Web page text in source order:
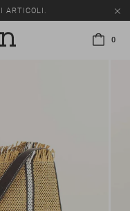
ARTICOLI.
0